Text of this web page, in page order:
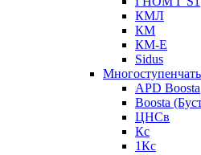
КМЛ
КМ
КМ-Е
Sidus
APD Boosta
Boosta
ЦНСв
Кс
1Кс